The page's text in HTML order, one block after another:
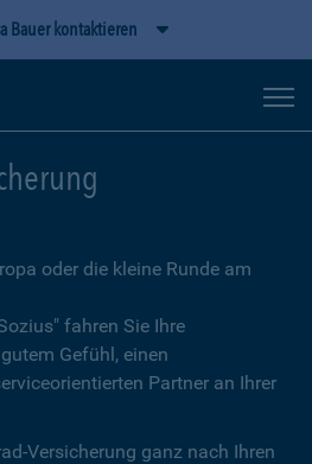
Bauer kontaktieren
oder die kleine Runde am
fahren Sie Ihre
Gefühl, einen
Partner an Ihrer
Versicherung ganz nach Ihren